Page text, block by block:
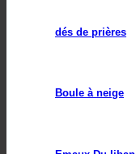
dés de prières
Boule à neige